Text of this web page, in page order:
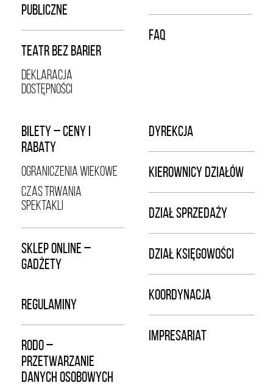
PUBLICZNE
TEATR BEZ BARIER
DEKLARACJA
DOSTĘPNOŚCI
FAQ
BILETY – CENY I
RABATY
OGRANICZENIA WIEKOWE
CZAS TRWANIA
SPEKTAKLI
SKLEP ONLINE –
GADŻETY
REGULAMINY
RODO –
PRZETWARZANIE
DANYCH OSOBOWYCH
DYREKCJA
KIEROWNICY DZIAŁÓW
DZIAŁ SPRZEDAŻY
DZIAŁ KSIĘGOWOŚCI
KOORDYNACJA
IMPRESARIAT